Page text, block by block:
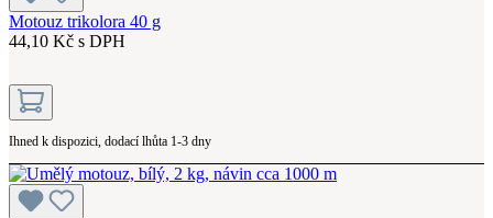
Motouz trikolora 40 g
44,10 Kč s DPH
Ihned k dispozici, dodací lhůta 1-3 dny